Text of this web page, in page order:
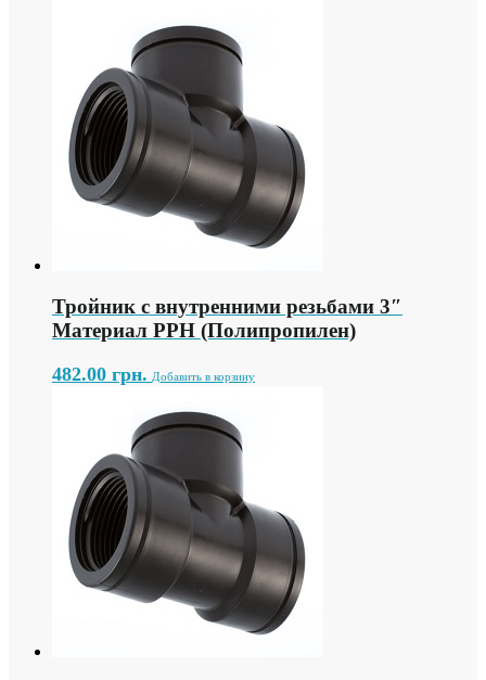
Тройник с внутренними резьбами 3″
Материал PPH (Полипропилен)
482.00 грн. Добавить в корзину